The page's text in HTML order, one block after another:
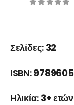
Σελίδες: 32
ISBN:
Ηλικία: 3+ ετών